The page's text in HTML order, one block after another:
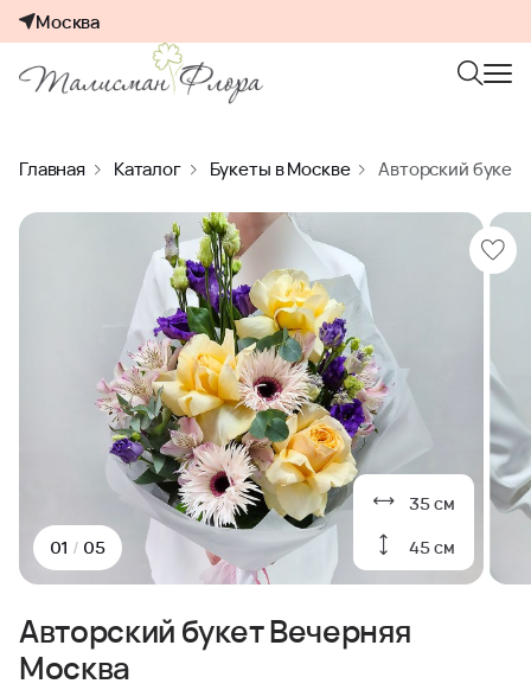
Москва
Главная Каталог Букеты в Москве Авторский букет
35 см
45 см
01 / 05
Авторский букет Вечерняя
Москва